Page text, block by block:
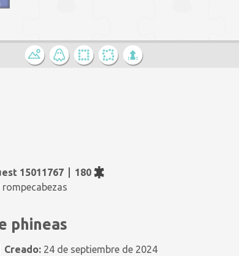
15011767
180
rompecabezas
phineas
Creado: 24 de septiembre de 2024